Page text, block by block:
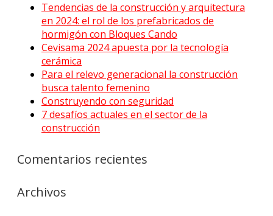
Tendencias de la construcción y arquitectura
en 2024: el rol de los prefabricados de
hormigón con Bloques Cando
Cevisama 2024 apuesta por la tecnología
cerámica
Para el relevo generacional la construcción
busca talento femenino
Construyendo con seguridad
7 desafíos actuales en el sector de la
construcción
Comentarios recientes
Archivos